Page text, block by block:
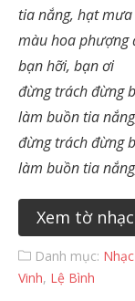
tia nắng, hạt
màu hoa phượng
bạn hỡi, bạn ơi
đừng trách đừng
làm buồn tia
đừng trách đừng
làm buồn tia
Xem tờ nhạc
Danh mục:
Vinh, Lệ Bình